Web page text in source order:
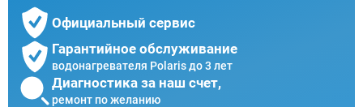
Официальный сервис
Гарантийное обслуживание
водонагревателя Polaris до 3 лет
Диагностика за наш счет,
ремонт по желанию